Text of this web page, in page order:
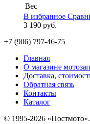
Вес
В избранное
3 190 руб.
+7 (906) 797-46-75
Главная
О магазине
Доставка,
Обратная связь
Контакты
Каталог
© 1995-2026